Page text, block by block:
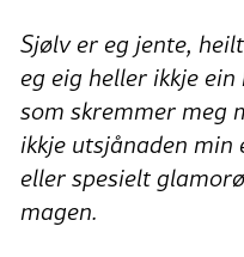
Sjølv er eg jente,
eg eig heller ikkje
som skremmer meg
ikkje utsjånaden
eller spesielt
magen.